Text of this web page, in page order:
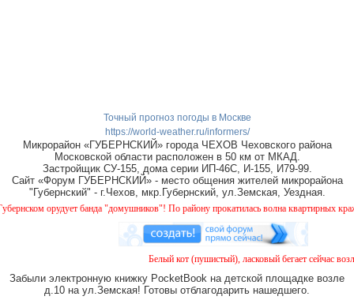
Точный прогноз погоды в Москве
https://world-weather.ru/informers/
Микрорайон «ГУБЕРНСКИЙ» города ЧЕХОВ Чеховского района
Московской области расположен в 50 км от МКАД.
Застройщик СУ-155, дома серии ИП-46С, И-155, И79-99.
Сайт «Форум ГУБЕРНСКИЙ» - место общения жителей микрорайона
"Губернский" - г.Чехов, мкр.Губернский, ул.Земская, Уездная.
орудует банда "домушников"! По району прокатилась волна квартирных краж,
Белый кот (пушистый), ласковый бегает сейчас
Забыли электронную книжку PocketBook на детской площадке возле
д.10 на ул.Земская! Готовы отблагодарить нашедшего.